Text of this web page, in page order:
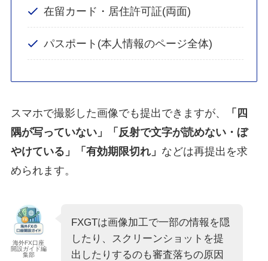
在留カード・居住許可証(両面)
パスポート(本人情報のページ全体)
スマホで撮影した画像でも提出できますが、
「四
隅が写っていない」「反射で文字が読めない・ぼ
やけている」「有効期限切れ」 などは再提出を求
められます。
海外FX口座
開設ガイド編
集部
FXGTは画像加工で一部の情報を隠
したり、スクリーンショットを提
出したりするのも審査落ちの原因